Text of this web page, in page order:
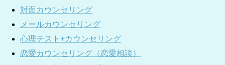
対面カウンセリング
メールカウンセリング
心理テスト+カウンセリング
恋愛カウンセリング（恋愛相談）